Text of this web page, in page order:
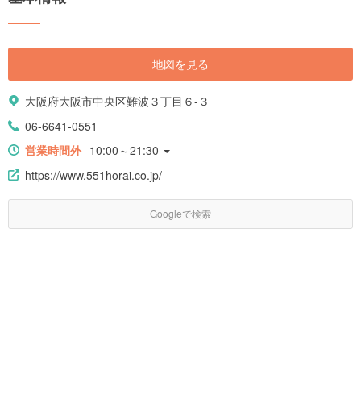
地図を見る
大阪府大阪市中央区難波３丁目６-３
06-6641-0551
営業時間外 10:00～21:30
https://www.551horai.co.jp/
Googleで検索